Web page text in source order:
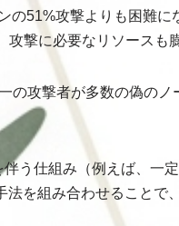
の51%攻撃よりも困難に
撃に必要なリソースも
の攻撃者が多数の偽の
う仕組み（例えば、一
法を組み合わせることで